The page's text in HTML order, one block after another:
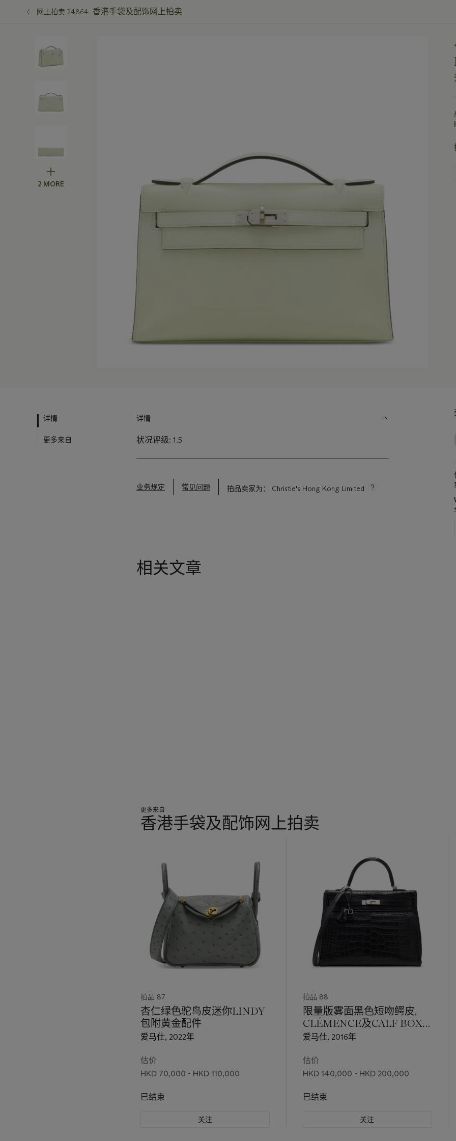
网上拍卖 24864 香港手袋及配饰网上拍卖
2 MORE
详情
更多来自
详情
状况评级: 1.5
业务规定 常见问题 拍品卖家为： Christie's Hong Kong Limited
相关文章
更多来自
香港手袋及配饰网上拍卖
拍品 87
杏仁绿色驼鸟皮迷你LINDY
包附黄金配件
爱马仕, 2022年
估价
HKD 70,000 - HKD 110,000
巳结束
关注
拍品 88
限量版雾面黑色短吻鳄皮,
CLÉMENCE及CALF BOX
小牛皮35公分TOUCH内缝
爱马仕, 2016年
估价
HKD 140,000 - HKD 200,000
巳结束
关注